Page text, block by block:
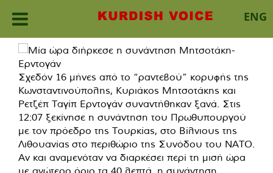
ENG
Skip
content
Σχεδόν 16 μήνες από το “ραντεβού” κορυφής της
Κωνσταντινούπολης, Κυριάκος Μητσοτάκης και
Ρετζέπ Ταγίπ Ερντογάν συναντήθηκαν ξανά. Στις
12:07 ξεκίνησε η συνάντηση του Πρωθυπουργού
με τον πρόεδρο της Τουρκίας, στο Βίλνιους της
Λιθουανίας στο περιθώριο της Συνόδου του ΝΑΤΟ.
Αν και αναμενόταν να διαρκέσει περί τη μισή ώρα
με ανώτερο όριο τα 40 λεπτά, η συνάντηση